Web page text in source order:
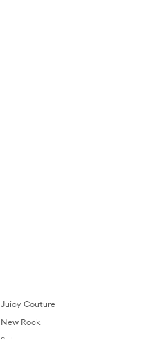
Juicy Couture
New Rock